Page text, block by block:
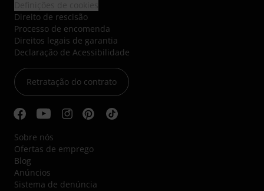
Direito de rescisão
Processo de encomenda
Direitos legais de garantia
Declaração de Acessibilidade
Retratação do contrato
Sobre nós
Ofertas de emprego
Blog
Anúncios
Sistema de denúncia